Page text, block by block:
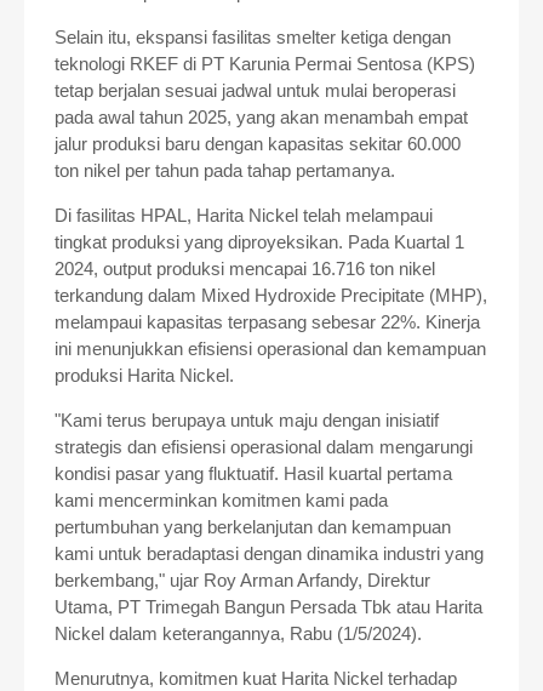
Selain itu, ekspansi fasilitas smelter ketiga dengan
teknologi RKEF di PT Karunia Permai Sentosa (KPS)
tetap berjalan sesuai jadwal untuk mulai beroperasi
pada awal tahun 2025, yang akan menambah empat
jalur produksi baru dengan kapasitas sekitar 60.000
ton nikel per tahun pada tahap pertamanya.
Di fasilitas HPAL, Harita Nickel telah melampaui
tingkat produksi yang diproyeksikan. Pada Kuartal 1
2024, output produksi mencapai 16.716 ton nikel
terkandung dalam Mixed Hydroxide Precipitate (MHP),
melampaui kapasitas terpasang sebesar 22%. Kinerja
ini menunjukkan efisiensi operasional dan kemampuan
produksi Harita Nickel.
"Kami terus berupaya untuk maju dengan inisiatif
strategis dan efisiensi operasional dalam mengarungi
kondisi pasar yang fluktuatif. Hasil kuartal pertama
kami mencerminkan komitmen kami pada
pertumbuhan yang berkelanjutan dan kemampuan
kami untuk beradaptasi dengan dinamika industri yang
berkembang," ujar Roy Arman Arfandy, Direktur
Utama, PT Trimegah Bangun Persada Tbk atau Harita
Nickel dalam keterangannya, Rabu (1/5/2024).
Menurutnya, komitmen kuat Harita Nickel terhadap